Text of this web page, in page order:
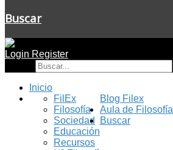
Buscar
Login Register
Inicio
Blog Filex
FilEx
Filosofía
Sociedad
Educación
Recursos
Aula de Filosofía
Buscar